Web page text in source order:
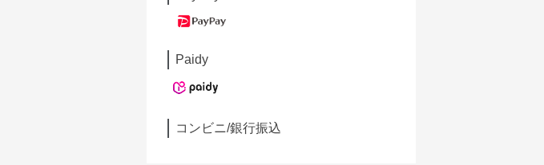
Paidy
コンビニ/銀行振込